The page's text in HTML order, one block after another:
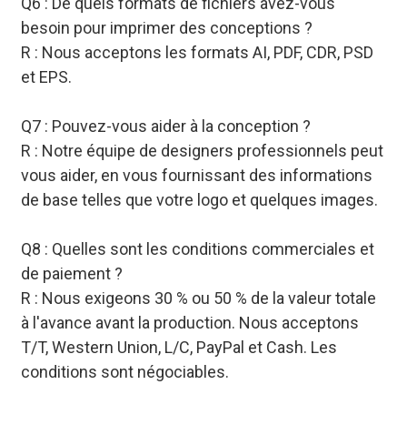
besoin pour imprimer des conceptions ?
R : Nous acceptons les formats AI, PDF, CDR, PSD
et EPS.
Q7 : Pouvez-vous aider à la conception ?
R : Notre équipe de designers professionnels peut
vous aider, en vous fournissant des informations
de base telles que votre logo et quelques images.
Q8 : Quelles sont les conditions commerciales et
de paiement ?
R : Nous exigeons 30 % ou 50 % de la valeur totale
à l'avance avant la production. Nous acceptons
T/T, Western Union, L/C, PayPal et Cash. Les
conditions sont négociables.